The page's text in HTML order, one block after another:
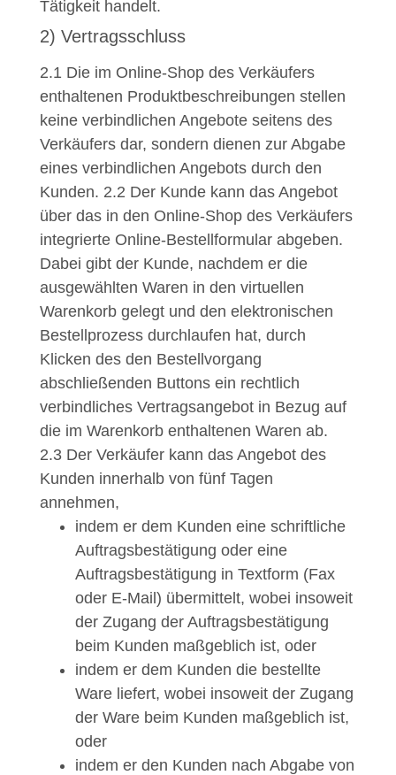
Tätigkeit handelt.
2) Vertragsschluss
2.1 Die im Online-Shop des Verkäufers
enthaltenen Produktbeschreibungen stellen
keine verbindlichen Angebote seitens des
Verkäufers dar, sondern dienen zur Abgabe
eines verbindlichen Angebots durch den
Kunden. 2.2 Der Kunde kann das Angebot
über das in den Online-Shop des Verkäufers
integrierte Online-Bestellformular abgeben.
Dabei gibt der Kunde, nachdem er die
ausgewählten Waren in den virtuellen
Warenkorb gelegt und den elektronischen
Bestellprozess durchlaufen hat, durch
Klicken des den Bestellvorgang
abschließenden Buttons ein rechtlich
verbindliches Vertragsangebot in Bezug auf
die im Warenkorb enthaltenen Waren ab.
2.3Der Verkäufer kann das Angebot des
Kunden innerhalb von fünf Tagen
annehmen,
indem er dem Kunden eine schriftliche
Auftragsbestätigung oder eine
Auftragsbestätigung in Textform (Fax
oder E-Mail) übermittelt, wobei insoweit
der Zugang der Auftragsbestätigung
beim Kunden maßgeblich ist, oder
indem er dem Kunden die bestellte
Ware liefert, wobei insoweit der Zugang
der Ware beim Kunden maßgeblich ist,
oder
indem er den Kunden nach Abgabe von